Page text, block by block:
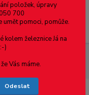
Menu
položek, úpravy
700
umět pomoci, pomůže.
kolem železnice Já na
)
Vás máme.
Odeslat